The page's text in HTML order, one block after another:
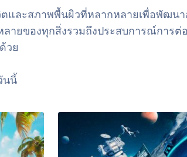
และสภาพพื้นผิวที่หลากหลายเพื่อพัฒ
ายของทุกสิ่งรวมถึงประสบการณ์การ
วย
นนี้